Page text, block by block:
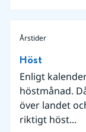
Årstider
Höst
Enligt
höstmånad.
över landet
riktigt höst...